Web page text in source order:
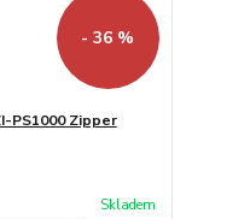
- 36 %
PS1000 Zipper
Skladem